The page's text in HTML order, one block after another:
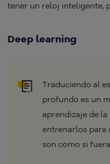
tener un reloj inteligente,
Deep learning
Traduciendo al
profundo es un
aprendizaje de
entrenarlos para
son como si